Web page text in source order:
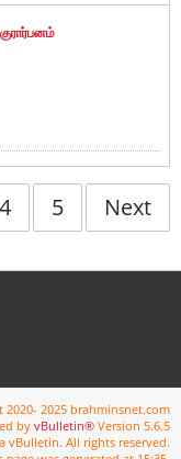
4 5 Next
2020- 2025 brahminsnet.com
byvBulletin® Version 5.6.5
vBulletin. All rights reserved.